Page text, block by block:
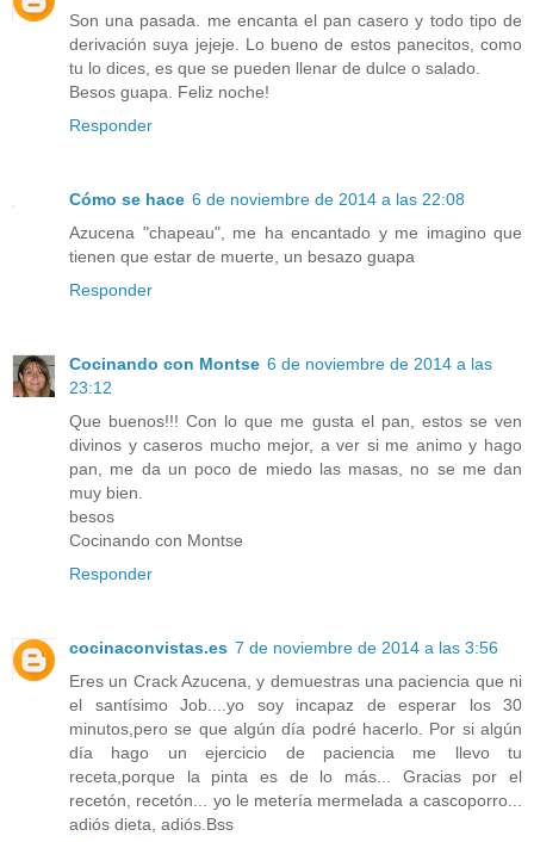
Son una pasada. me encanta el pan casero y todo tipo de
derivación suya jejeje. Lo bueno de estos panecitos, como
tu lo dices, es que se pueden llenar de dulce o salado.
Besos guapa. Feliz noche!
Responder
Cómo se hace 6 de noviembre de 2014 a las 22:08
Azucena "chapeau", me ha encantado y me imagino que
tienen que estar de muerte, un besazo guapa
Responder
Cocinando con Montse 6 de noviembre de 2014 a las
23:12
Que buenos!!! Con lo que me gusta el pan, estos se ven
divinos y caseros mucho mejor, a ver si me animo y hago
pan, me da un poco de miedo las masas, no se me dan
muy bien.
besos
Cocinando con Montse
Responder
cocinaconvistas.es 7 de noviembre de 2014 a las 3:56
Eres un Crack Azucena, y demuestras una paciencia que ni
el santísimo Job....yo soy incapaz de esperar los 30
minutos,pero se que algún día podré hacerlo. Por si algún
día hago un ejercicio de paciencia me llevo tu
receta,porque la pinta es de lo más... Gracias por el
recetón, recetón... yo le metería mermelada a cascoporro...
adiós dieta, adiós.Bss